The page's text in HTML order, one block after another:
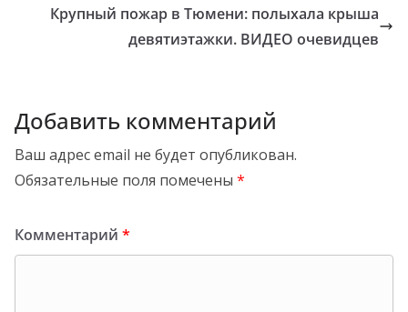
Крупный пожар в Тюмени: полыхала крыша
девятиэтажки. ВИДЕО очевидцев
Добавить комментарий
Ваш адрес email не будет опубликован.
Обязательные поля помечены *
Комментарий *